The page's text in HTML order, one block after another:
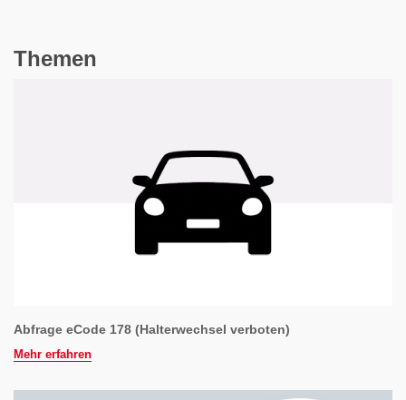
Themen
Abfrage eCode 178 (Halterwechsel verboten)
Mehr erfahren